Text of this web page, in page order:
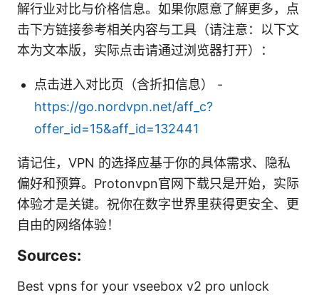
解行业对比与价格信息。如果你愿意了解更多，点
击下方链接参考相关内容与工具（请注意：以下文
本为文本版，实际点击请通过浏览器打开）：
点击进入对比页（含折扣信息） -
https://go.nordvpn.net/aff_c?
offer_id=15&aff_id=132441
请记住，VPN 的选择应基于你的具体需求、隐私
偏好和预算。Protonvpn官网下载只是开始，实际
体验才是关键。祝你在数字世界里获得更安全、更
自由的网络体验！
Sources:
Best vpns for your vseebox v2 pro unlock